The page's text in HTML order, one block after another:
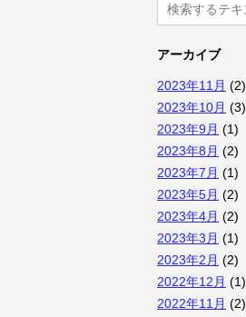
アーカイブ
2023年11月 (2)
2023年10月 (3)
2023年9月 (1)
2023年8月 (2)
2023年7月 (1)
2023年5月 (2)
2023年4月 (2)
2023年3月 (1)
2023年2月 (2)
2022年12月 (1)
2022年11月 (2)